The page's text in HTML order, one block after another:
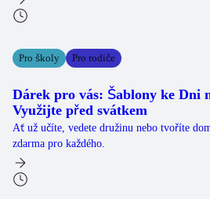
Pro školy Pro rodiče
Dárek pro vás: Šablony ke Dni
Využijte před svátkem
Ať už učíte, vedete družinu nebo tvoříte
zdarma pro každého.